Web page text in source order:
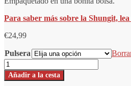
Para saber más sobre la Shungit,
€24,99
Pulsera
Shungite
pulsera
Almaz
Añadir a la cesta